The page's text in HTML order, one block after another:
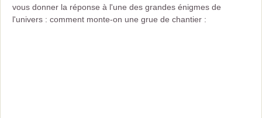
vous donner la réponse à l'une des grandes énigmes de
l'univers : comment monte-on une grue de chantier :